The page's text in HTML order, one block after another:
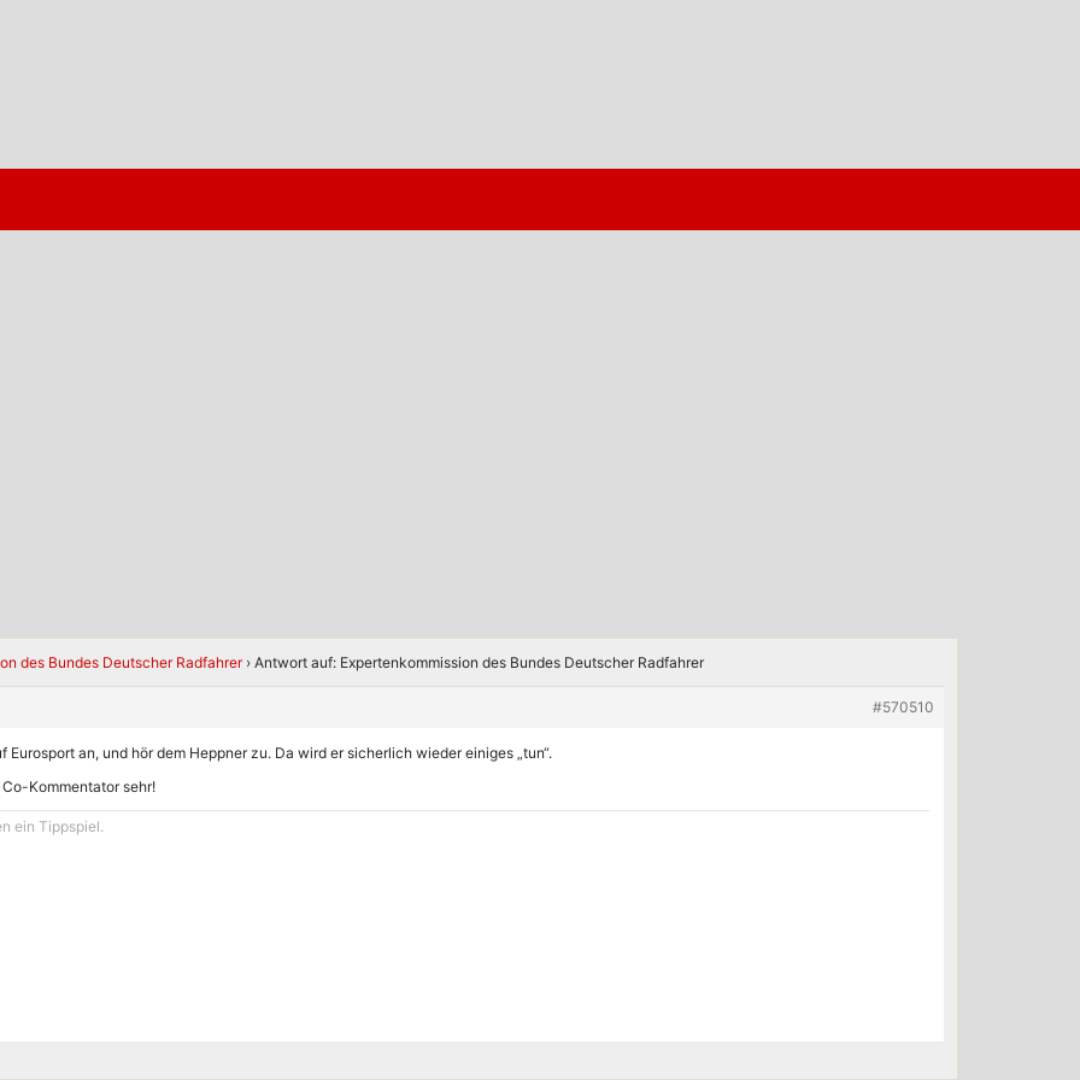
des Bundes Deutscher Radfahrer › Antwort auf: Expertenkommission des Bundes Deutscher Radfahrer
#570510
Eurosport an, und hör dem Heppner zu. Da wird er sicherlich wieder einiges „tun“.
Kommentator sehr!
ein Tippspiel.